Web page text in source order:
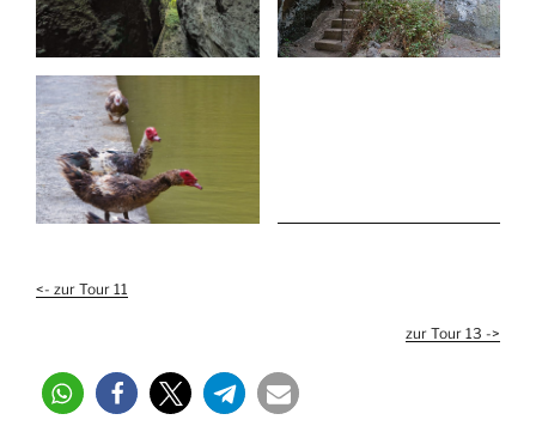
<- zur Tour 11
zur Tour 13 ->